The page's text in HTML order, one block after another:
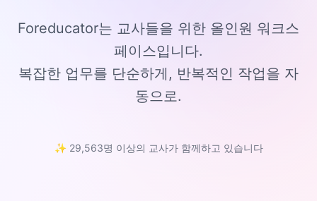
Foreducator는 교사들을 위한 올인원 워크스
페이스입니다.
복잡한 업무를 단순하게, 반복적인 작업을 자
동으로.
✨ 29,563명 이상의 교사가 함께하고 있습니다